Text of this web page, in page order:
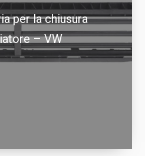
per la chiusura
– VW